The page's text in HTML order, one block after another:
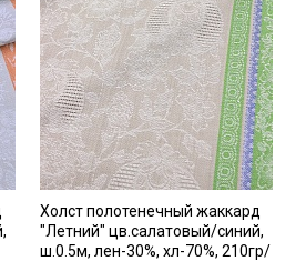
Холст полотенечный жаккард
"Летний" цв.салатовый/синий,
ш.0.5м, лен-30%, хл-70%, 210гр/